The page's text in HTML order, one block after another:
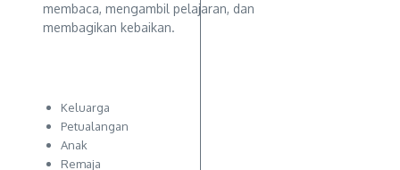
membaca, mengambil pelajaran, dan
membagikan kebaikan.
Keluarga
Petualangan
Anak
Remaja